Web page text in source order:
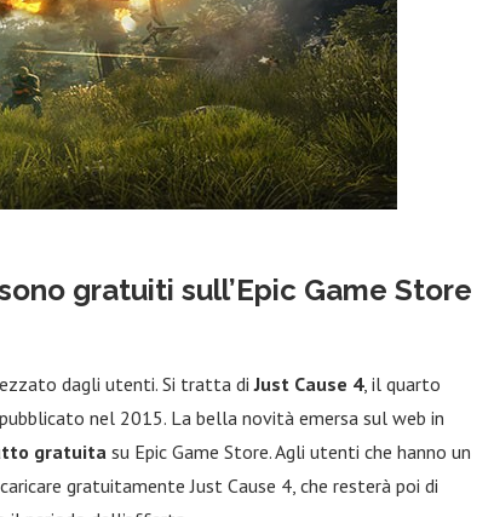
gratuiti sull’Epic Game Store
dagli utenti. Si tratta diJust Cause 4, il quarto
nel 2015. La bella novità emersa sul web in
gratuita su Epic Game Store. Agli utenti che hanno un
gratuitamente Just Cause 4, che resterà poi di